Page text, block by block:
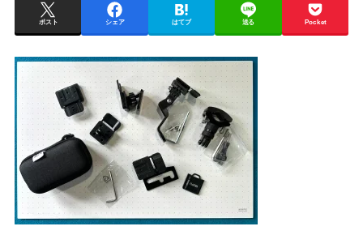
ポスト シェア はてブ 送る Pocket